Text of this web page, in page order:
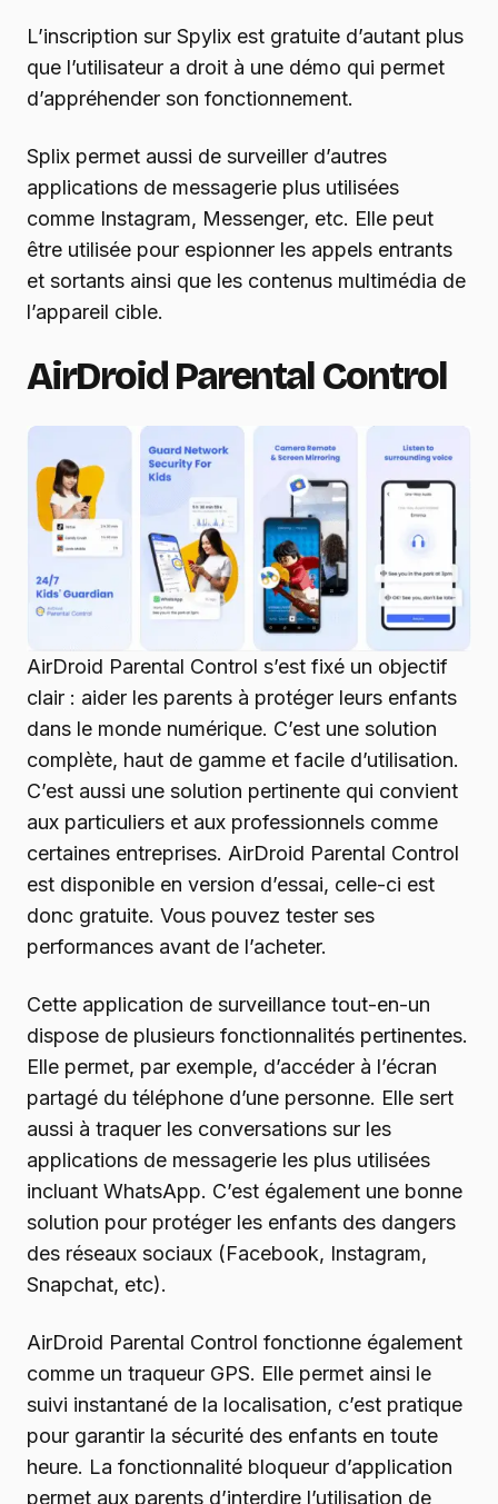
L’inscription sur Spylix est gratuite d’autant plus
que l’utilisateur a droit à une démo qui permet
d’appréhender son fonctionnement.
Splix permet aussi de surveiller d’autres
applications de messagerie plus utilisées
comme Instagram, Messenger, etc. Elle peut
être utilisée pour espionner les appels entrants
et sortants ainsi que les contenus multimédia de
l’appareil cible.
AirDroid Parental Control
AirDroid Parental Control s’est fixé un objectif
clair : aider les parents à protéger leurs enfants
dans le monde numérique. C’est une solution
complète, haut de gamme et facile d’utilisation.
C’est aussi une solution pertinente qui convient
aux particuliers et aux professionnels comme
certaines entreprises. AirDroid Parental Control
est disponible en version d’essai, celle-ci est
donc gratuite. Vous pouvez tester ses
performances avant de l’acheter.
Cette application de surveillance tout-en-un
dispose de plusieurs fonctionnalités pertinentes.
Elle permet, par exemple, d’accéder à l’écran
partagé du téléphone d’une personne. Elle sert
aussi à traquer les conversations sur les
applications de messagerie les plus utilisées
incluant WhatsApp. C’est également une bonne
solution pour protéger les enfants des dangers
des réseaux sociaux (Facebook, Instagram,
Snapchat, etc).
AirDroid Parental Control fonctionne également
comme un traqueur GPS. Elle permet ainsi le
suivi instantané de la localisation, c’est pratique
pour garantir la sécurité des enfants en toute
heure. La fonctionnalité bloqueur d’application
permet aux parents d’interdire l’utilisation de